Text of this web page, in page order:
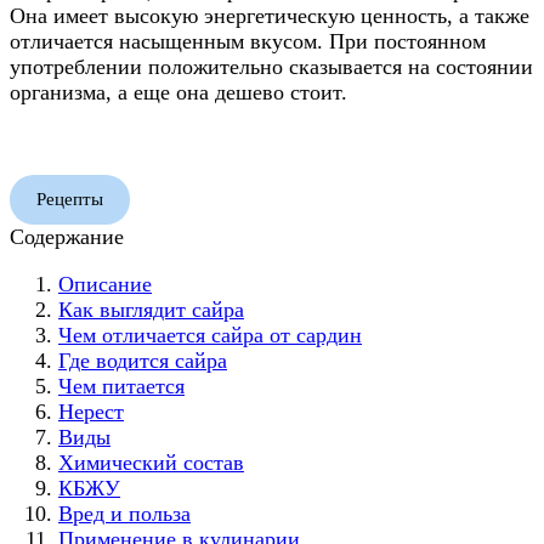
Она имеет высокую энергетическую ценность, а также
отличается насыщенным вкусом. При постоянном
употреблении положительно сказывается на состоянии
организма, а еще она дешево стоит.
Рецепты
Содержание
Описание
Как выглядит сайра
Чем отличается сайра от сардин
Где водится сайра
Чем питается
Нерест
Виды
Химический состав
КБЖУ
Вред и польза
Применение в кулинарии